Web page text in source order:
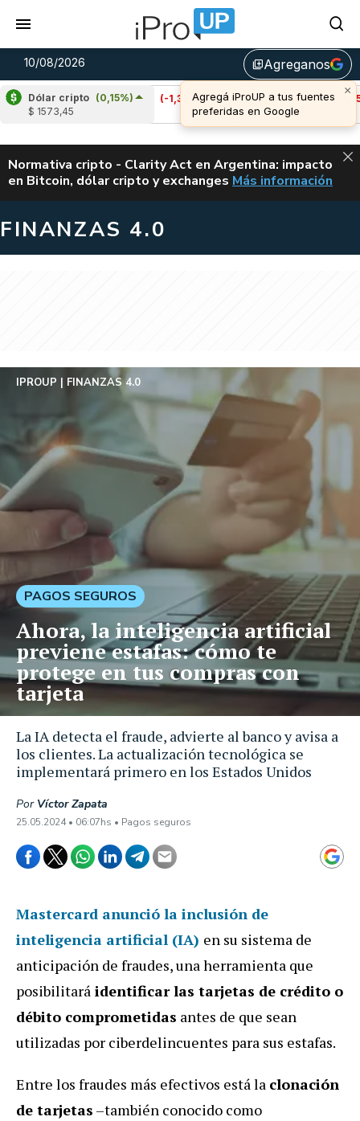
10/08/2026 library_addAgreganos
Dólar cripto (0,15%)
$ 1573,45
Cardano (-1,38%)
u$s 0,20
Avalanche (-0,25%)
u$s 6,47
ALERTA
Normativa cripto - Clarity Act en Argentina: impacto
en Bitcoin, dólar cripto y exchanges CLARITY ACT EN
Más información
FINANZAS 4.0
La IA detecta el fraude, advierte al banco y avisa a
los clientes. La actualización tecnológica se
implementará primero en los Estados Unidos
IPROUP FINANZAS 4.0
Por Víctor Zapata
25.05.2024 • 06:07hs • Pagos seguros
PAGOS SEGUROS
Ahora, la inteligencia artificial
previene estafas: cómo te
protege en tus compras con
tarjeta
Mastercard anunció la inclusión de
inteligencia artificial (IA) en su sistema de
anticipación de fraudes, una herramienta que
posibilitará identificar las tarjetas de crédito o
débito comprometidas antes de que sean
utilizadas por ciberdelincuentes para sus estafas.
Entre los fraudes más efectivos está la clonación
de tarjetas –también conocido como